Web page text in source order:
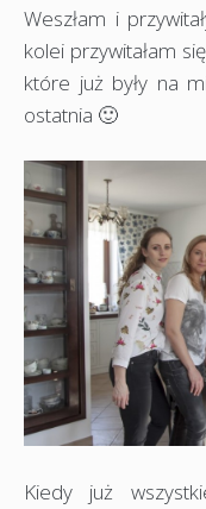
Weszłam i
kolei przywitałam
które już były na
ostatnia 🙂
Kiedy już